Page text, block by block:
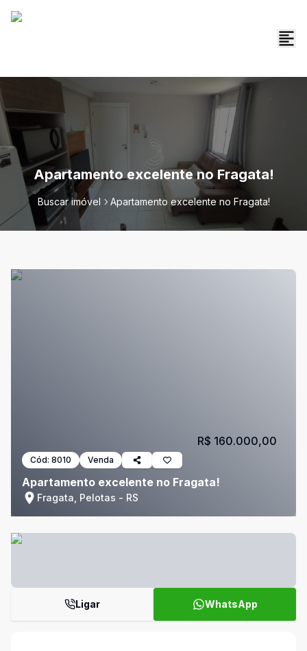
Apartamento excelente no Fragata!
Buscar imóvel Apartamento excelente no Fragata!
Cód: 8010 Venda
Apartamento excelente no Fragata!
Fragata, Pelotas - RS
R$ 160.000,00
Ligar WhatsApp